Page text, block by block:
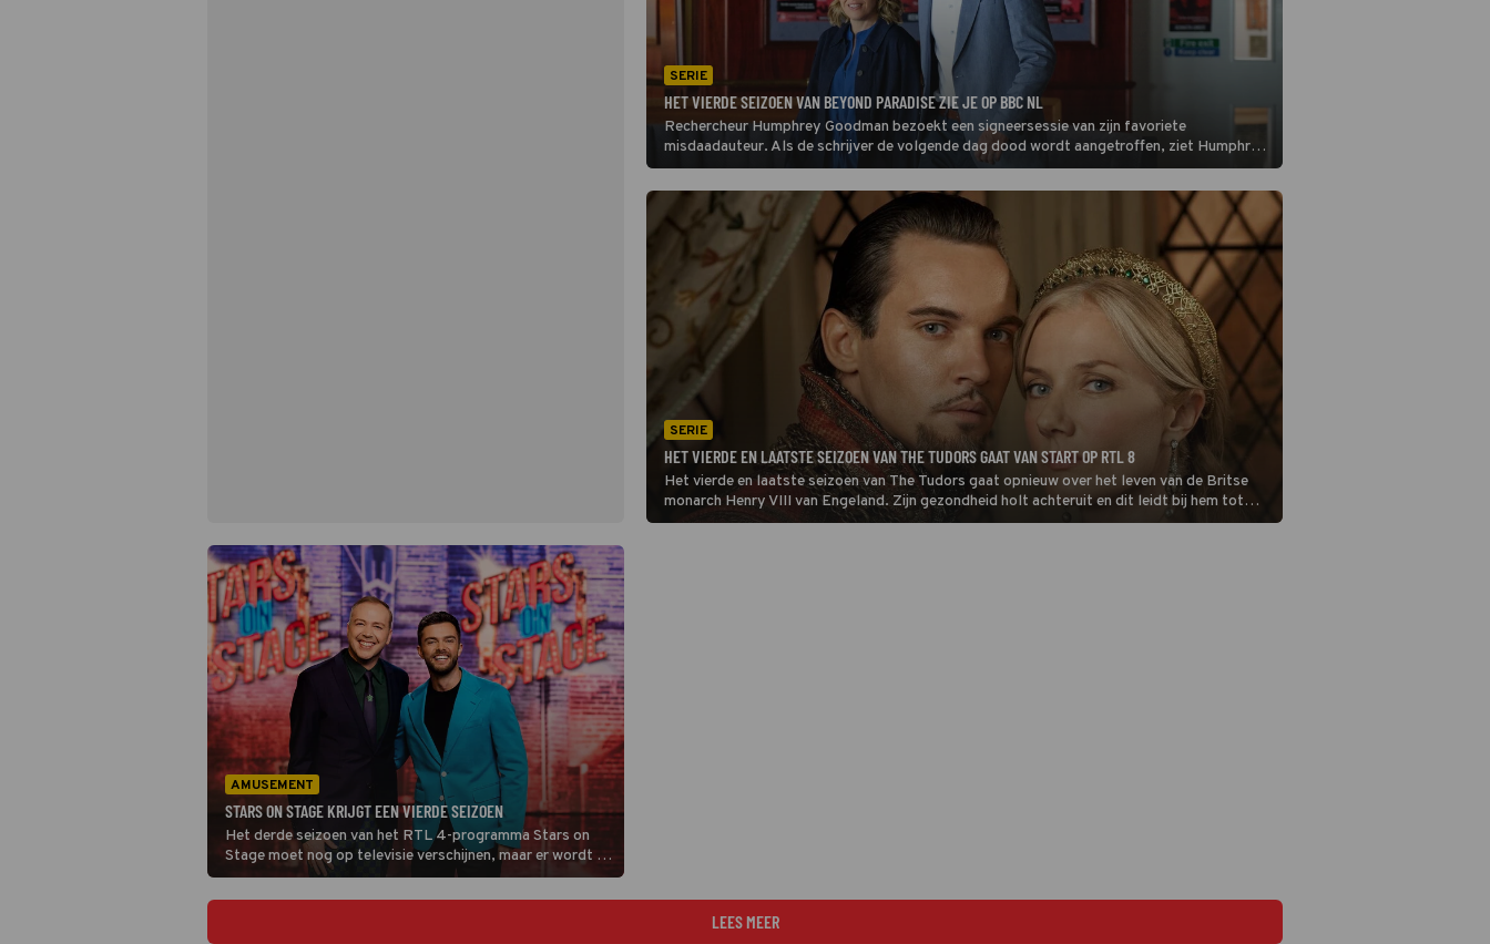
SERIE
HET VIERDE SEIZOEN VAN BEYOND PARADISE ZIE JE OP BBC NL
Rechercheur Humphrey Goodman bezoekt een signeersessie van zijn favoriete
misdaadauteur. Als de schrijver de volgende dag dood wordt aangetroffen, ziet Humphrey
in Beyond Paradise een opvallend verband met een moord uit diens laatste boek.
SERIE
HET VIERDE EN LAATSTE SEIZOEN VAN THE TUDORS GAAT VAN START OP RTL 8
Het vierde en laatste seizoen van The Tudors gaat opnieuw over het leven van de Britse
monarch Henry VIII van Engeland. Zijn gezondheid holt achteruit en dit leidt bij hem tot
paranoia. Zijn relaties verlopen daarnaast onstuimig.
AMUSEMENT
STARS ON STAGE KRIJGT EEN VIERDE SEIZOEN
Het derde seizoen van het RTL 4-programma Stars on
Stage moet nog op televisie verschijnen, maar er wordt nu
al gewerkt aan een vierde seizoen. Dat meldt
mediadeskundige Tina Nijkamp op haar Instagram Stories.
LEES MEER